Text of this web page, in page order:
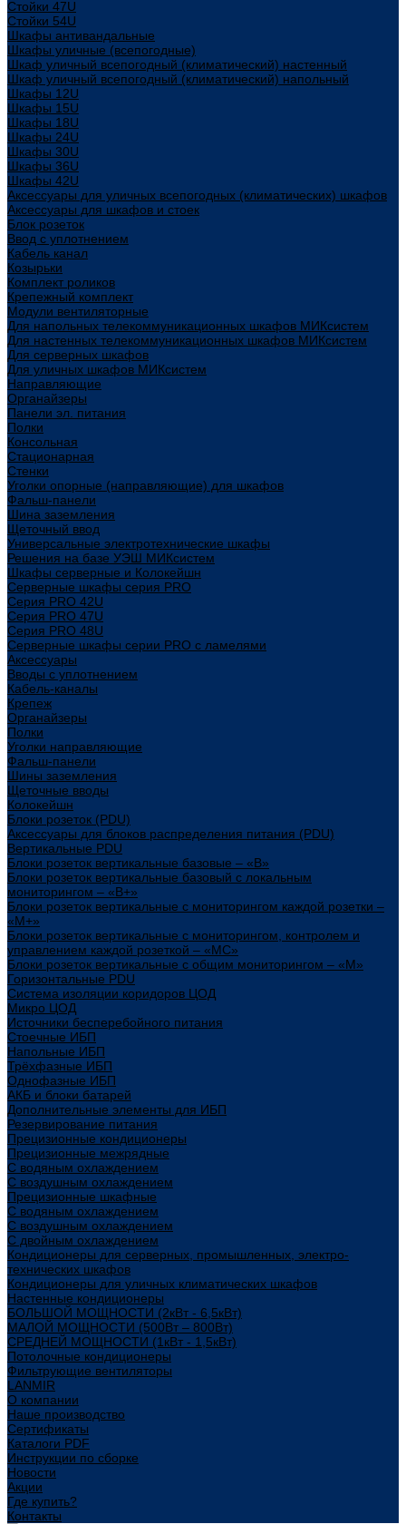
Стойки 47U
Стойки 54U
Шкафы антивандальные
Шкафы уличные (всепогодные)
Шкаф уличный всепогодный (климатический) настенный
Шкаф уличный всепогодный (климатический) напольный
Шкафы 12U
Шкафы 15U
Шкафы 18U
Шкафы 24U
Шкафы 30U
Шкафы 36U
Шкафы 42U
Аксессуары для уличных всепогодных (климатических) шкафов
Аксессуары для шкафов и стоек
Блок розеток
Ввод с уплотнением
Кабель канал
Козырьки
Комплект роликов
Крепежный комплект
Модули вентиляторные
Для напольных телекоммуникационных шкафов МИКсистем
Для настенных телекоммуникационных шкафов МИКсистем
Для серверных шкафов
Для уличных шкафов МИКсистем
Направляющие
Органайзеры
Панели эл. питания
Полки
Консольная
Стационарная
Стенки
Уголки опорные (направляющие) для шкафов
Фальш-панели
Шина заземления
Щеточный ввод
Универсальные электротехнические шкафы
Решения на базе УЭШ МИКсистем
Шкафы серверные и Колокейшн
Серверные шкафы серия PRO
Серия PRO 42U
Серия PRO 47U
Серия PRO 48U
Серверные шкафы серии PRO с ламелями
Аксессуары
Вводы с уплотнением
Кабель-каналы
Крепеж
Органайзеры
Полки
Уголки направляющие
Фальш-панели
Шины заземления
Щеточные вводы
Колокейшн
Блоки розеток (PDU)
Аксессуары для блоков распределения питания (PDU)
Вертикальные PDU
Блоки розеток вертикальные базовые – «В»
Блоки розеток вертикальные базовый с локальным
мониторингом – «В+»
Блоки розеток вертикальные с мониторингом каждой розетки –
«М+»
Блоки розеток вертикальные с мониторингом, контролем и
управлением каждой розеткой – «МС»
Блоки розеток вертикальные с общим мониторингом – «М»
Горизонтальные PDU
Система изоляции коридоров ЦОД
Микро ЦОД
Источники бесперебойного питания
Стоечные ИБП
Напольные ИБП
Трёхфазные ИБП
Однофазные ИБП
АКБ и блоки батарей
Дополнительные элементы для ИБП
Резервирование питания
Прецизионные кондиционеры
Прецизионные межрядные
С водяным охлаждением
С воздушным охлаждением
Прецизионные шкафные
С водяным охлаждением
С воздушным охлаждением
С двойным охлаждением
Кондиционеры для серверных, промышленных, электро-
технических шкафов
Кондиционеры для уличных климатических шкафов
Настенные кондиционеры
БОЛЬШОЙ МОЩНОСТИ (2кВт - 6,5кВт)
МАЛОЙ МОЩНОСТИ (500Вт – 800Вт)
СРЕДНЕЙ МОЩНОСТИ (1кВт - 1,5кВт)
Потолочные кондиционеры
Фильтрующие вентиляторы
LANMIR
О компании
Наше производство
Сертификаты
Каталоги PDF
Инструкции по сборке
Новости
Акции
Где купить?
Контакты